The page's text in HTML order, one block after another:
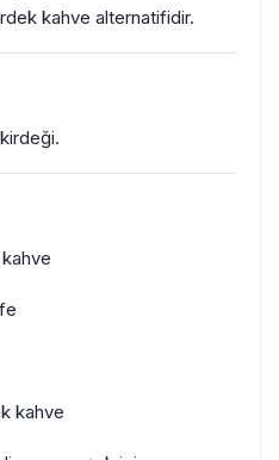
kahve alternatifidir.
kahve